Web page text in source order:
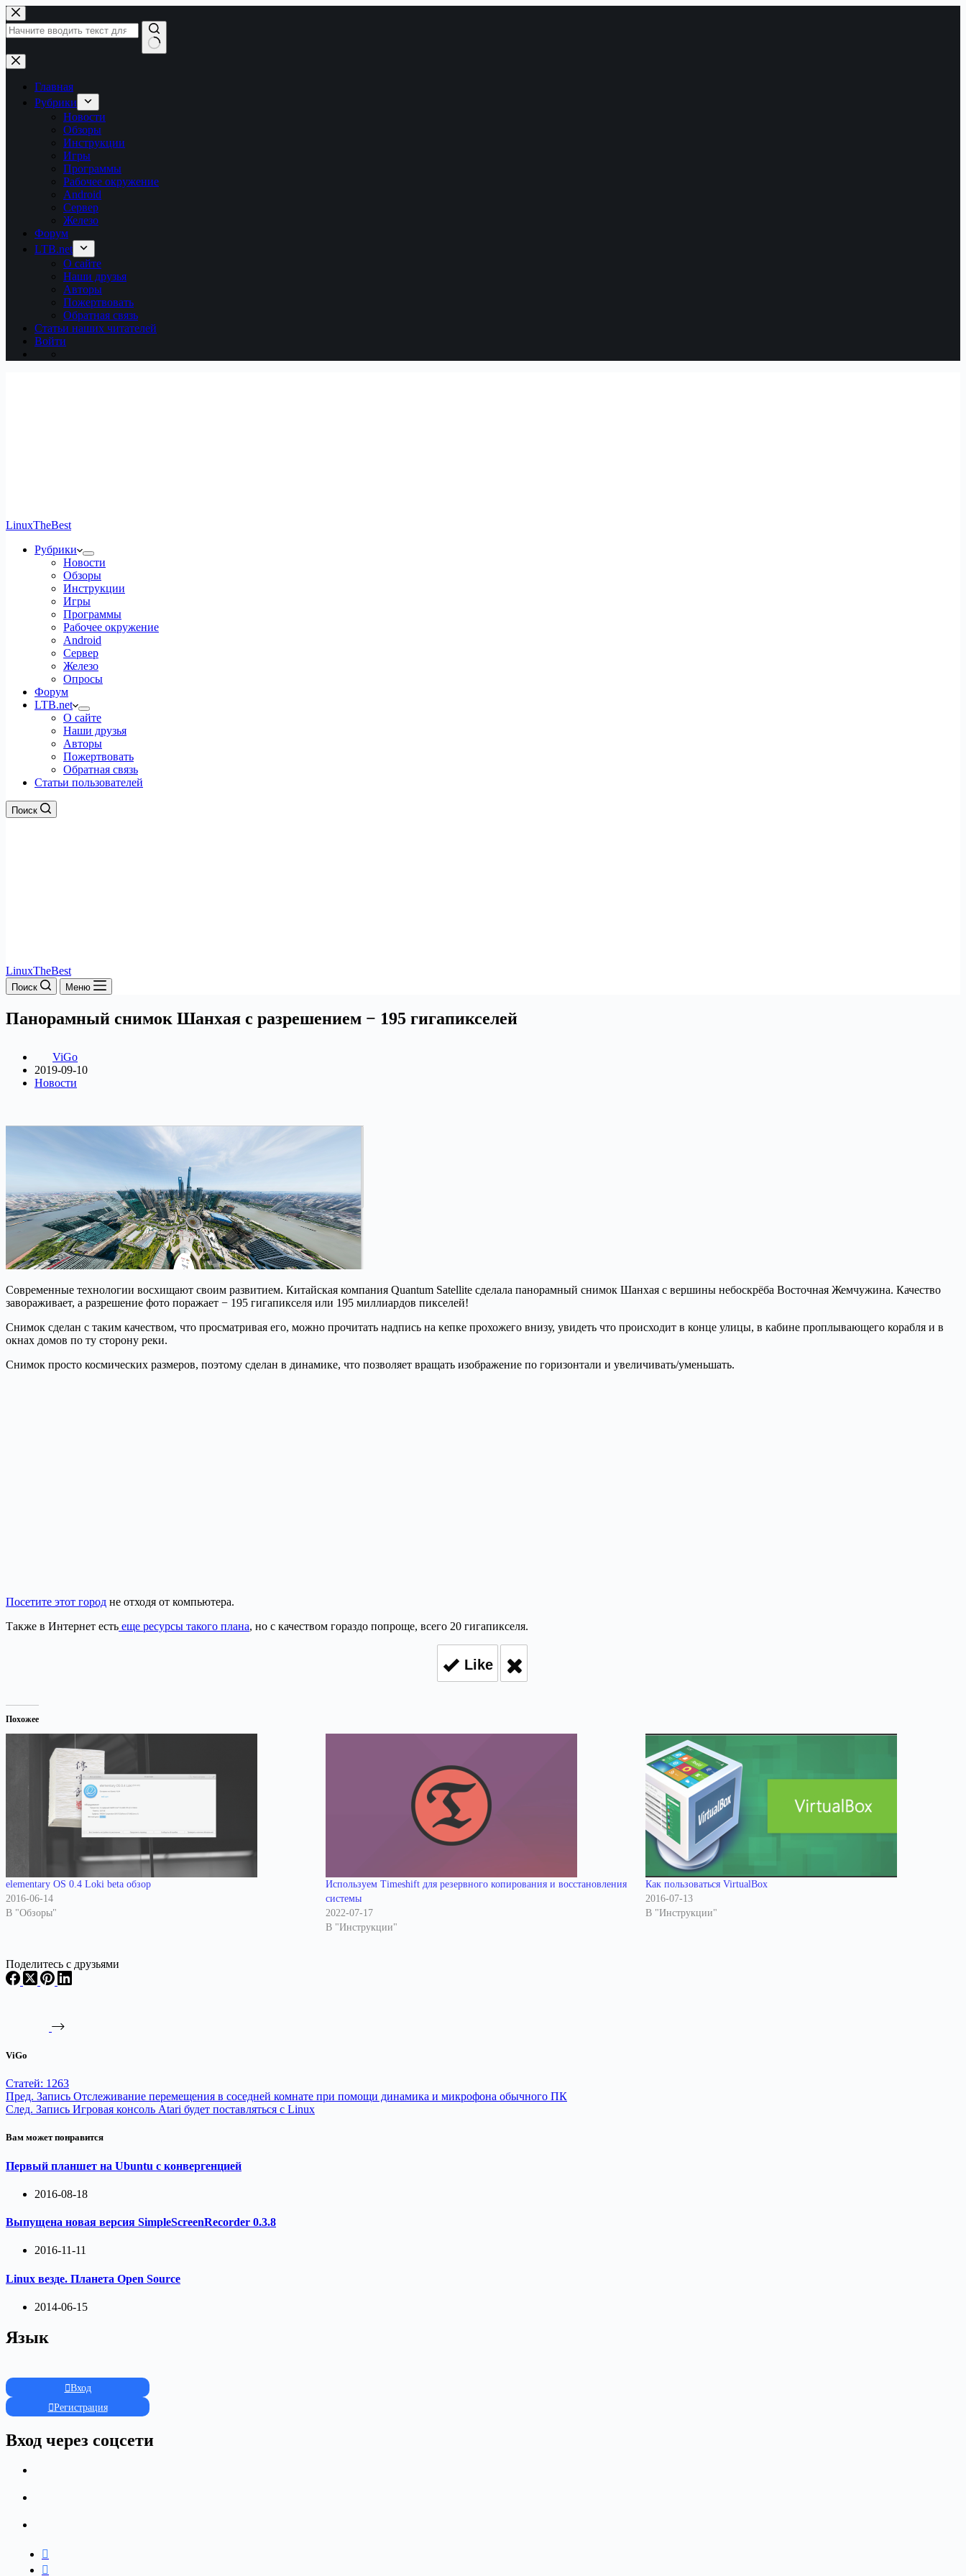
Перейти
к
сути
Ничего
не
найденоГлавная
Рубрики
Новости
Обзоры
Инструкции
Игры
Программы
Рабочее окружение
Android
Сервер
Железо
Форум
LTB.net
О сайте
Наши друзья
Авторы
Пожертвовать
Обратная связь
Статьи наших читателей
Войти
LinuxTheBest
Рубрики
Новости
Обзоры
Инструкции
Игры
Программы
Рабочее окружение
Android
Сервер
Железо
Опросы
Форум
LTB.net
О сайте
Наши друзья
Авторы
Пожертвовать
Обратная связь
Статьи пользователей
Поиск
LinuxTheBest
Поиск Меню
Панорамный снимок Шанхая с разрешением − 195 гигапикселей
ViGo
2019-09-10
Новости
Современные технологии восхищают своим развитием. Китайская компания Quantum Satellite сделала панорамный снимок Шанхая с вершины небоскрёба Восточная Жемчужина. Качество
завораживает, а разрешение фото поражает − 195 гигапикселя или 195 миллиардов пикселей!
Снимок сделан с таким качеством, что просматривая его, можно прочитать надпись на кепке прохожего внизу, увидеть что происходит в конце улицы, в кабине проплывающего корабля и в
окнах домов по ту сторону реки.
Снимок просто космических размеров, поэтому сделан в динамике, что позволяет вращать изображение по горизонтали и увеличивать/уменьшать.
Посетите этот город не отходя от компьютера.
Также в Интернет есть еще ресурсы такого плана, но с качеством гораздо попроще, всего 20 гигапикселя.
Like
Похожее
elementary OS 0.4 Loki beta обзор
2016-06-14
В "Обзоры"
Используем Timeshift для резервного копирования и восстановления
системы
2022-07-17
В "Инструкции"
Как пользоваться VirtualBox
2016-07-13
В "Инструкции"
Поделитесь с друзьями
ViGo
Статей: 1263
Пред. Запись Отслеживание перемещения в соседней комнате при помощи динамика и микрофона обычного ПК
След. Запись Игровая консоль Atari будет поставляться с Linux
Вам может понравится
Первый планшет на Ubuntu с конвергенцией
2016-08-18
Выпущена новая версия SimpleScreenRecorder 0.3.8
2016-11-11
Linux везде. Планета Open Source
2014-06-15
Язык
Вход
Регистрация
Вход через соцсети